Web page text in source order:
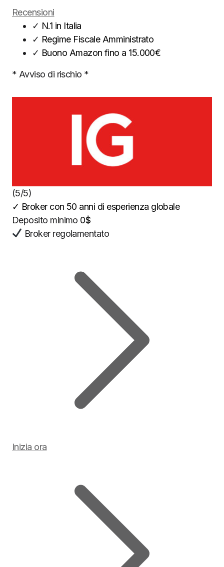
Recensioni
✓ N.1 in Italia
✓ Regime Fiscale Amministrato
✓ Buono Amazon fino a 15.000€
* Avviso di rischio *
(5/5)
✓ Broker con 50 anni di esperienza globale
Deposito minimo 0$
Broker regolamentato
Inizia ora